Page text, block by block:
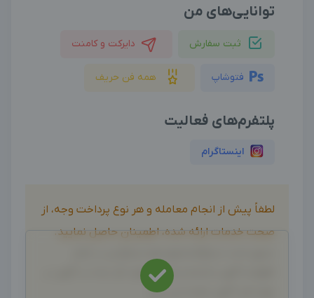
توانایی‌های من
ثبت سفارش دایرکت و کامنت
فتوشاپ همه فن حریف
پلتفرم‌های فعالیت
اینستاگرام
لطفاً پیش از انجام معامله و هر نوع پرداخت وجه، از
صحت خدمات ارائه شده، اطمینان حاصل نمایید.
اظهارات آگهی نداشته و صحت موارد ذکر شده در آگهی، بر
عهده فرد آگهی دهنده می باشد.